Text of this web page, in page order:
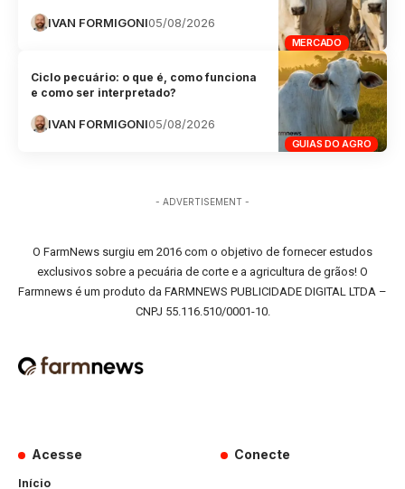
MERCADO
IVAN FORMIGONI05/08/2026
GUIAS DO AGRO
Ciclo pecuário: o que é, como funciona
e como ser interpretado?
IVAN FORMIGONI05/08/2026
- ADVERTISEMENT -
O FarmNews surgiu em 2016 com o objetivo de fornecer estudos
exclusivos sobre a pecuária de corte e a agricultura de grãos! O
Farmnews é um produto da FARMNEWS PUBLICIDADE DIGITAL LTDA –
CNPJ 55.116.510/0001-10.
Acesse
Início
Conecte